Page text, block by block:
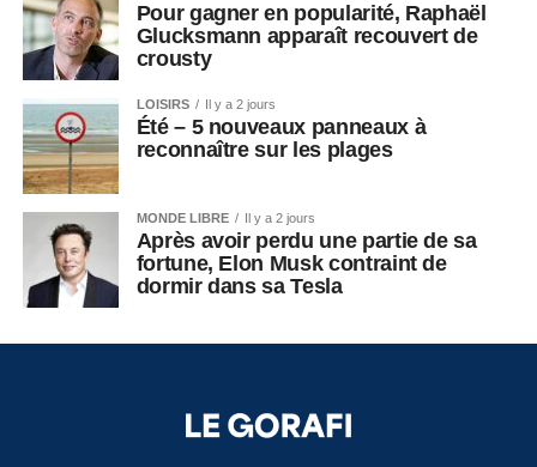
Pour gagner en popularité, Raphaël
Glucksmann apparaît recouvert de
crousty
LOISIRS Il y a 2 jours
Été – 5 nouveaux panneaux à
reconnaître sur les plages
MONDE LIBRE Il y a 2 jours
Après avoir perdu une partie de sa
fortune, Elon Musk contraint de
dormir dans sa Tesla